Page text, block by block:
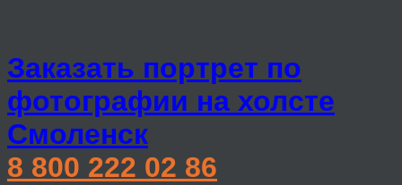
Заказать портрет по
фотографии на холсте
Смоленск
8 800 222 02 86